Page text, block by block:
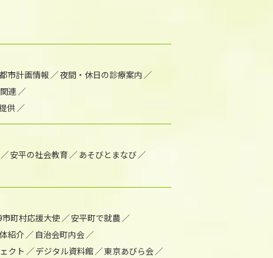
都市計画情報
夜間・休日の診療案内
連
供
安平の社会教育
あそびとまなび
町村応援大使
安平町で就農
紹介
自治会町内会
クト デジタル資料館
東京あびら会